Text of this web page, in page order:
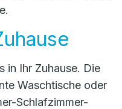
in Ihr Zuhause. Die
Waschtische oder
Schlafzimmer-